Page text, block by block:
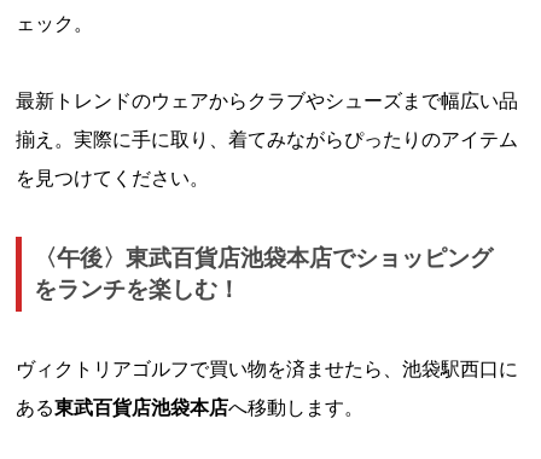
ェック。
最新トレンドのウェアからクラブやシューズまで幅広い品
揃え。実際に手に取り、着てみながらぴったりのアイテム
を見つけてください。
〈午後〉東武百貨店池袋本店でショッピング
をランチを楽しむ！
ヴィクトリアゴルフで買い物を済ませたら、池袋駅西口に
ある東武百貨店池袋本店へ移動します。